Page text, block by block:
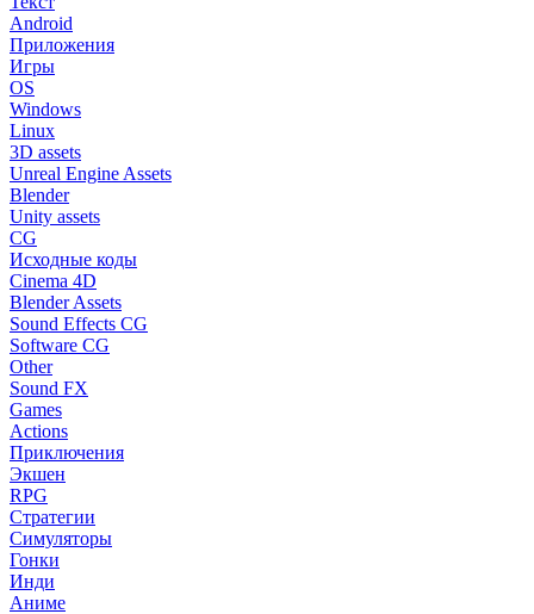
Android
Приложения
Игры
OS
Windows
Linux
3D assets
Unreal Engine Assets
Blender
Unity assets
CG
Исходные коды
Cinema 4D
Blender Assets
Sound Effects CG
Software CG
Other
Sound FX
Games
Actions
Приключения
Экшен
RPG
Стратегии
Симуляторы
Гонки
Инди
Аниме